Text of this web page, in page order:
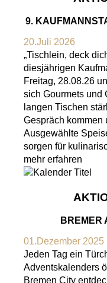
9.
20.Juli 2026
„Tischlein, deck
diesjährigen
Freitag, 28.08.26
sich Gourmets und
langen Tischen
Gespräch kommen
Ausgewählte
sorgen für
mehr erfahren
BREMER
01.Dezember 2025
Jeden Tag ein
Adventskalenders
Bremen City